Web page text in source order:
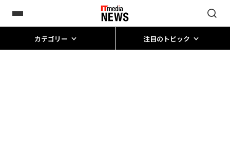
カテゴリー 注目のトピック